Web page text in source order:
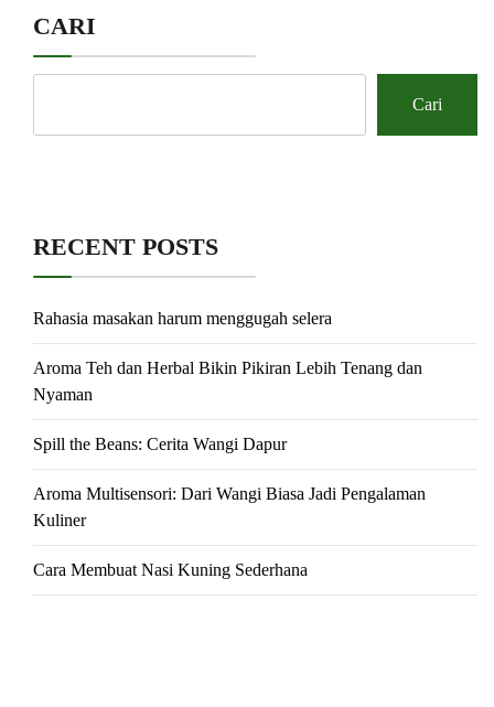
CARI
Cari
RECENT POSTS
Rahasia masakan harum menggugah selera
Aroma Teh dan Herbal Bikin Pikiran Lebih Tenang dan
Nyaman
Spill the Beans: Cerita Wangi Dapur
Aroma Multisensori: Dari Wangi Biasa Jadi Pengalaman
Kuliner
Cara Membuat Nasi Kuning Sederhana